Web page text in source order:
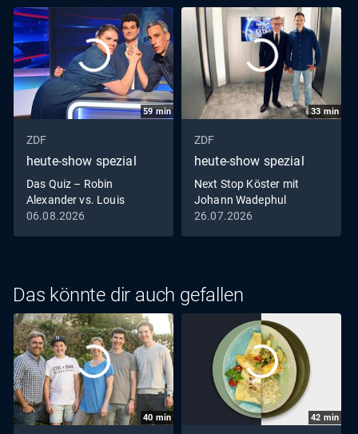
59min
ZDF
heute-show spezial
Das Quiz – Robin
Alexander vs. Louis
Klamroth
06.08.2026
33 min
ZDF
heute-show spezial
Next Stop Köster mit
Johann Wadephul
26.07.2026
Das könnte dir auch gefallen
40 min 42 min